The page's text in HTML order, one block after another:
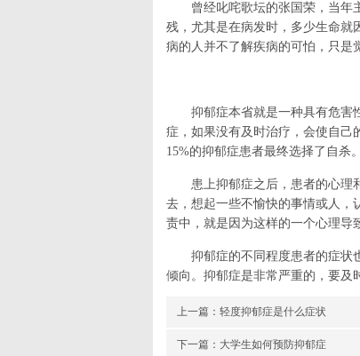
曾经叱咤歌坛的张国荣，当年
残，尤其是在病发时，多少生命就
病的人并不了解疾病的可怕，只是
抑郁症本省就是一种具有危害
症，如果没有及时治疗，会使自己
15%的抑郁症患者最终选择了自杀。
患上抑郁症之后，患者的心理
去，想起一些不愉快的事情或人，
责中，就是因为这样的一个心理导
抑郁症的不同程度患者的症状
倾向。抑郁症是非常严重的，要及
上一篇： 轻度抑郁症是什么症状
下一篇： 大学生如何预防抑郁症